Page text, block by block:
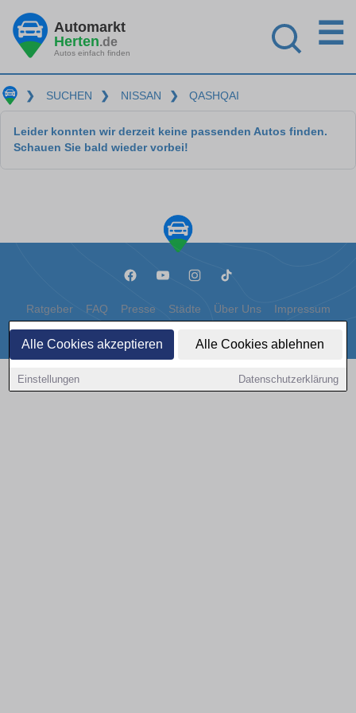
Alle Cookies akzeptieren Alle Cookies ablehnen
Einstellungen Datenschutzerklärung
Automarkt
Herten.de
Autos einfach finden
☰
❯ SUCHEN ❯ NISSAN ❯ QASHQAI
Leider konnten wir derzeit keine passenden Autos finden.
Schauen Sie bald wieder vorbei!
Ratgeber FAQ Presse Städte Über Uns Impressum
Datenschutz Cookies
Copyright © 2000 - 2026 | 1A Infosysteme GmbH | Content by: 1a-sites-autos